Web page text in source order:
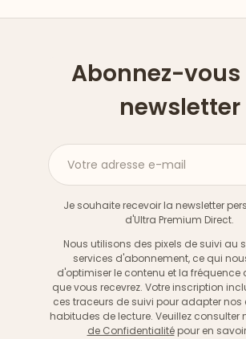
Abonnez-vous
newsletter
Votre adresse e-mail
Je souhaite recevoir la newsletter
d'Ultra Premium Direct.
Nous utilisons des pixels de suivi au
services d'abonnement, ce qui
d'optimiser le contenu et la fréquence
que vous recevrez. Votre inscription
ces traceurs de suivi pour adapter nos
habitudes de lecture. Veuillez consulter
de Confidentialitépour en